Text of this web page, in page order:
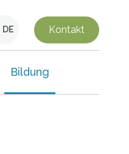
DE Kontakt
Bildung